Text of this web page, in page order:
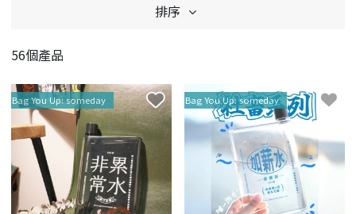
排序
56個產品
Bag You Up: someday Bag You Up: someday